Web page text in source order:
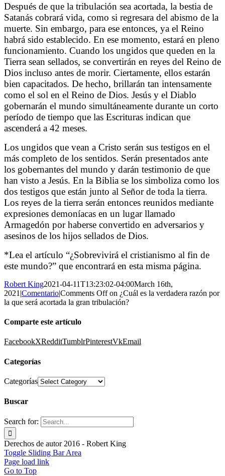
Después de que la tribulación sea acortada, la bestia de
Satanás cobrará vida, como si regresara del abismo de la
muerte. Sin embargo, para ese entonces, ya el Reino
habrá sido establecido. En ese momento, estará en pleno
funcionamiento. Cuando los ungidos que queden en la
Tierra sean sellados, se convertirán en reyes del Reino de
Dios incluso antes de morir. Ciertamente, ellos estarán
bien capacitados. De hecho, brillarán tan intensamente
como el sol en el Reino de Dios. Jesús y el Diablo
gobernarán el mundo simultáneamente durante un corto
período de tiempo que las Escrituras indican que
ascenderá a 42 meses.
Los ungidos que vean a Cristo serán sus testigos en el
más completo de los sentidos. Serán presentados ante
los gobernantes del mundo y darán testimonio de que
han visto a Jesús. En la Biblia se los simboliza como los
dos testigos que están junto al Señor de toda la tierra.
Los reyes de la tierra serán entonces reunidos mediante
expresiones demoníacas en un lugar llamado
Armagedón por haberse convertido en adversarios y
asesinos de los hijos sellados de Dios.
*Lea el artículo “¿Sobrevivirá el cristianismo al fin de
este mundo?” que encontrará en esta misma página.
Robert King2021-04-11T13:23:02-04:00March 16th,
2021 |Comentario|Comments Offon ¿Cuál es la verdadera razón por
la que será acortada la gran tribulación?
Comparte este artículo
FacebookXRedditTumblrPinterestVkEmail
Categorías
Categorías
Buscar
Search for:
Derechos de autor 2016 - Robert King
Toggle Sliding Bar Area
Page load link
Go to Top